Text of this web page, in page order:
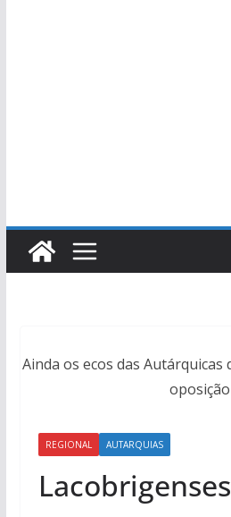
Ainda os ecos das Autárquicas
oposição
REGIONAL AUTARQUIAS